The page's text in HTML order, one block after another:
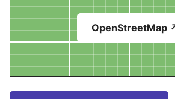
OpenStreetMap